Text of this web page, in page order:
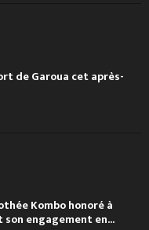
de Garoua cet après-
Kombo honoré à
engagement en...